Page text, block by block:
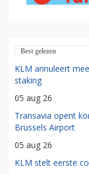
Best gelezen
KLM annuleert
staking
05 aug 26
Transavia opent
Brussels Airport
05 aug 26
KLM stelt eerste